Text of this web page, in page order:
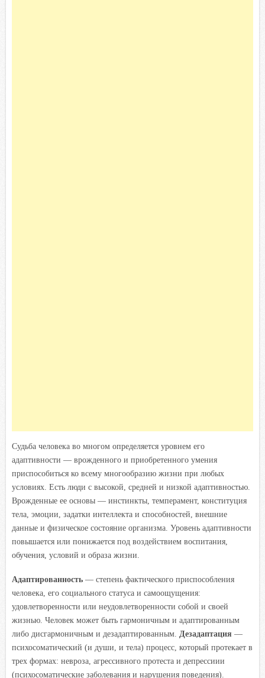
Судьба человека во многом определяется уровнем его
адаптивности — врожденного и приобретенного умения
приспособиться ко всему многообразию жизни при любых
условиях. Есть люди с высокой, средней и низкой адаптивностью.
Врожденные ее основы — инстинкты, темперамент, конституция
тела, эмоции, задатки интеллекта и способностей, внешние
данные и физическое состояние организма. Уровень адаптивности
повышается или понижается под воздействием воспитания,
обучения, условий и образа жизни.
Адаптированность — степень фактического приспособления
человека, его социального статуса и самоощущения:
удовлетворенности или неудовлетворенности собой и своей
жизнью. Человек может быть гармоничным и адаптированным
либо дисгармоничным и дезадаптированным. Дезадаптация —
психосоматический (и души, и тела) процесс, который протекает в
трех формах: невроза, агрессивного протеста и депрессиии
(психосоматические заболевания и нарушения поведения).